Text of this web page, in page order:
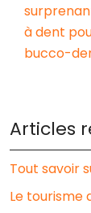
à dent
bucco-
Articles
Tout savoir
Le tourisme